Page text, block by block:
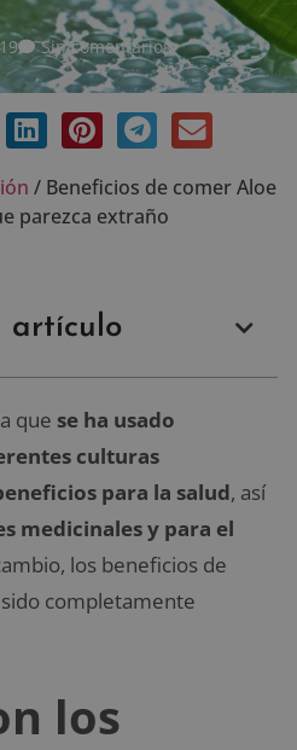
Sin comentarios
/ Beneficios de comer Aloe
parezca extraño
artículo
que se ha usado
culturas
para la salud, así
medicinales y para el
los beneficios de
completamente
los